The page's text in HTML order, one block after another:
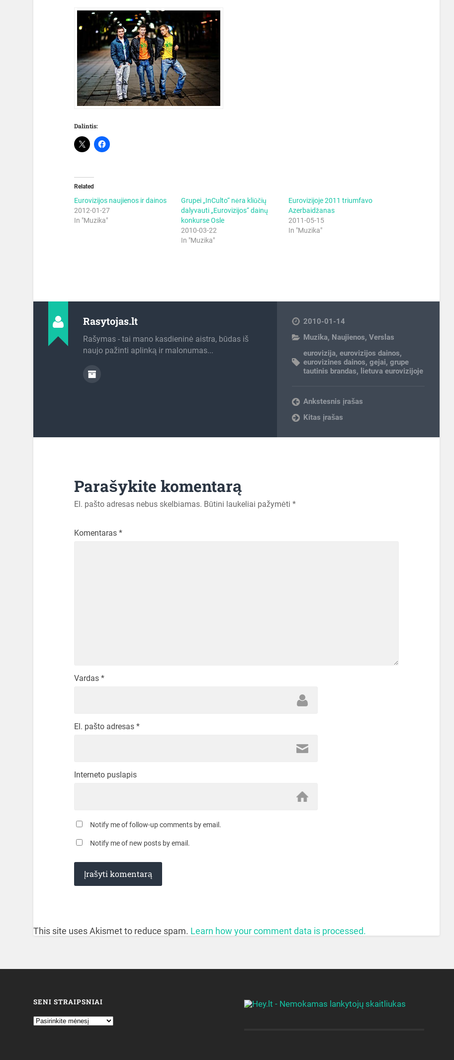
Dalintis:
Related
Eurovizijos naujienos ir dainos
2012-01-27
In "Muzika"
Grupei „InCulto“ nėra kliūčių
dalyvauti „Eurovizijos“ dainų
konkurse Osle
2010-03-22
In "Muzika"
Eurovizijoje 2011 triumfavo
Azerbaidžanas
2011-05-15
In "Muzika"
Rasytojas.lt
Rašymas - tai mano kasdieninė aistra, būdas iš
naujo pažinti aplinką ir malonumas...
2010-01-14
Muzika, Naujienos,Verslas
eurovizija,eurovizijos dainos,
eurovizines dainos,gejai,grupe
tautinis brandas, lietuva eurovizijoje
Ankstesnis įrašas
Kitas įrašas
Parašykite komentarą
El. pašto adresas nebus skelbiamas. Būtini laukeliai pažymėti *
Komentaras *
Vardas *
El. pašto adresas *
Interneto puslapis
Notify me of follow-up comments by email.
Notify me of new posts by email.
This site uses Akismet to reduce spam. Learn how your comment data is processed.
SENI STRAIPSNIAI